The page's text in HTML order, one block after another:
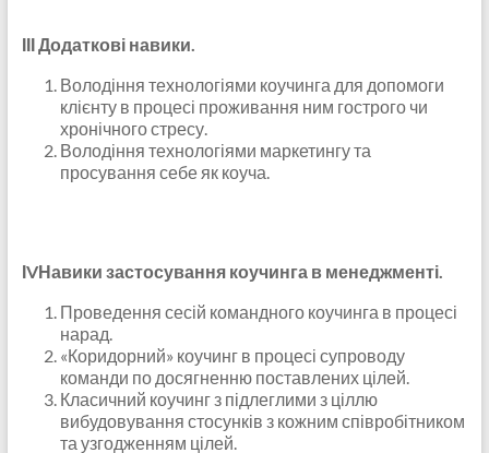
ІІІ Додаткові навики.
Володіння технологіями коучинга для допомоги
клієнту в процесі проживання ним гострого чи
хронічного стресу.
Володіння технологіями маркетингу та
просування себе як коуча.
ІVНавики застосування коучинга в менеджменті.
Проведення сесій командного коучинга в процесі
нарад.
«Коридорний» коучинг в процесі супроводу
команди по досягненню поставлених цілей.
Класичний коучинг з підлеглими з ціллю
вибудовування стосунків з кожним співробітником
та узгодженням цілей.